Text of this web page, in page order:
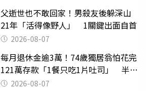
父逝世也不敢回家！男殺友後躲深山
21年「活得像野人」 1關鍵出面自首
2026-08-07
每月退休金逾3萬！74歲獨居翁怕花完
121萬存款「1餐只吃1片吐司」 半年
後暴瘦嚇壞女兒
2026-08-07